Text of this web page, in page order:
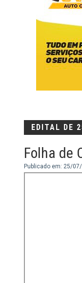
EDITAL DE
Folha de
Publicado em: 25/